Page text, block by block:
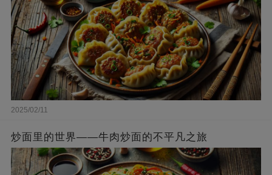
2025/02/11
炒面里的世界——牛肉炒面的不平凡之旅